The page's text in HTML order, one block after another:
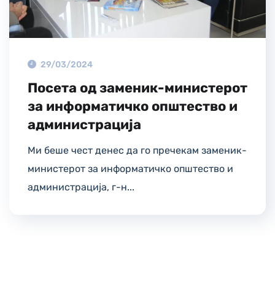
29/03/2024
Посета од заменик-министерот
за информатичко општество и
администрација
Ми беше чест денес да го пречекам заменик-
министерот за информатичко општество и
администрација, г-н...